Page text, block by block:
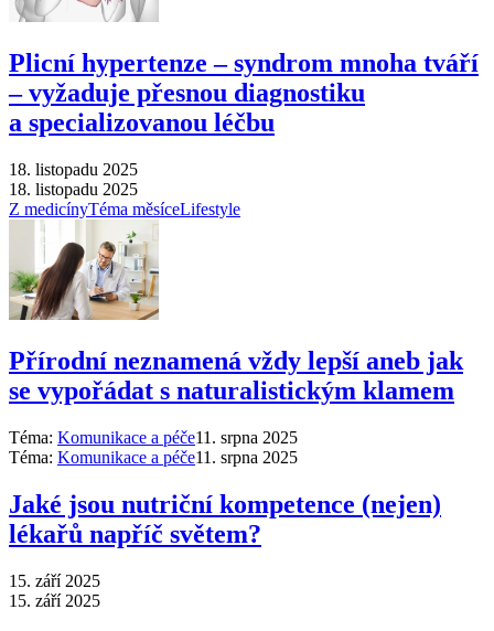
Plicní hypertenze –⁠ syndrom mnoha tváří
–⁠ vyžaduje přesnou diagnostiku
a specializovanou léčbu
18. listopadu 2025
18. listopadu 2025
Z medicínyTéma měsíceLifestyle
Přírodní neznamená vždy lepší aneb jak
se vypořádat s naturalistickým klamem
Téma: Komunikace a péče11. srpna 2025
Téma: Komunikace a péče11. srpna 2025
Jaké jsou nutriční kompetence (nejen)
lékařů napříč světem?
15. září 2025
15. září 2025